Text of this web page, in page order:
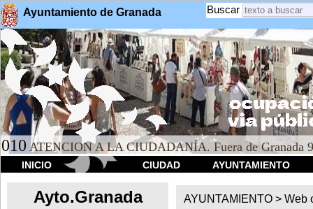
Ayuntamiento de Granada Buscar
010 ATENCION A LA CIUDADANÍA. Fuera de Granada
INICIO CIUDAD AYUNTAMIENTO
Ayto.Granada AYUNTAMIENTO > Web